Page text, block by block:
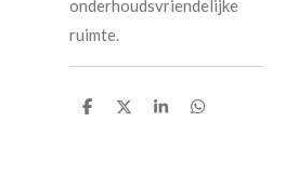
onderhoudsvriendelijke
ruimte.
D
D
S
D